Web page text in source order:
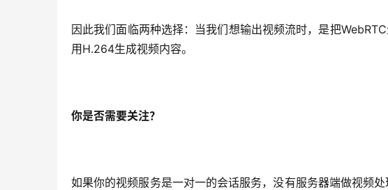
因此我们面临两种选择：当我们想输出视频流时，是把
用H.264生成视频内容。
你是否需要关注？
如果你的视频服务是一对一的会话服务，没有服务器端做视频